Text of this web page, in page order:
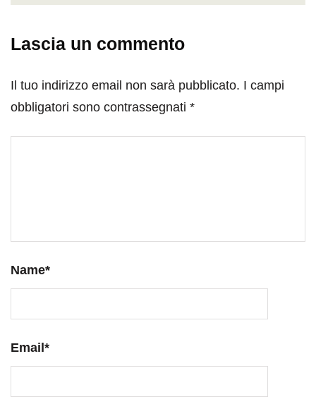
Lascia un commento
Il tuo indirizzo email non sarà pubblicato. I campi
obbligatori sono contrassegnati *
Name*
Email*